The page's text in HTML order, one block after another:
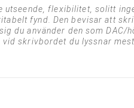
utseende, flexibilitet, solitt
fynd. Den bevisar att
du använder den som
skrivbordet du lyssnar